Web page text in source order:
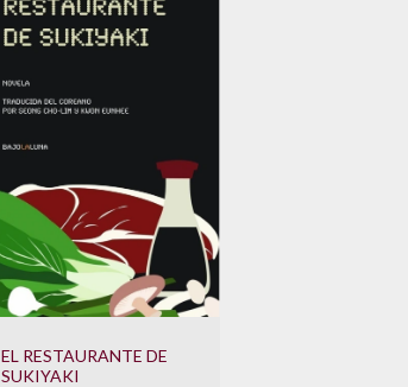
EL RESTAURANTE DE
SUKIYAKI